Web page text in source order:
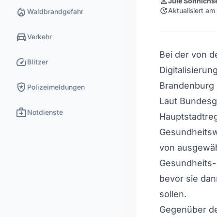
local_fire_department Waldbrandgefahr
directions_carVerkehr
speedBlitzer
local_police Polizeimeldungen
medical_servicesNotdienste
updateAktualisiert am
Bei der von
Laut
von
bevor sie
sollen.
Gegenüber